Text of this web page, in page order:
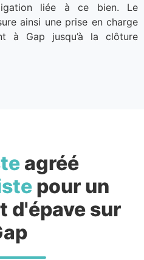
liée à ce bien. Le
ainsi une prise en charge
à Gap jusqu’à la clôture
agréé
pour un
d'épave sur